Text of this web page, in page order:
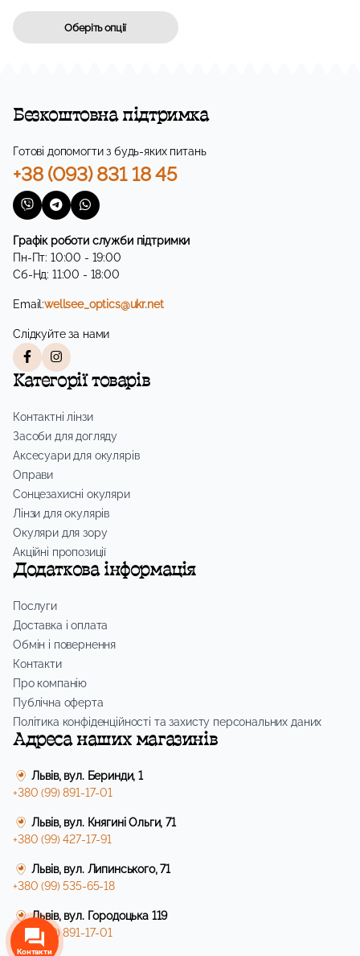
Оберіть опції
Безкоштовна підтримка
Готові допомогти з будь-яких питань
+38 (093) 831 18 45
Графік роботи служби підтримки
Пн-Пт: 10:00 - 19:00
Сб-Нд: 11:00 - 18:00
Email:wellsee_optics@ukr.net
Слідкуйте за нами
Категорії товарів
Контактні лінзи
Засоби для догляду
Аксесуари для окулярів
Оправи
Сонцезахисні окуляри
Лінзи для окулярів
Окуляри для зору
Акційні пропозиції
Додаткова інформація
Послуги
Доставка і оплата
Обмін і повернення
Контакти
Про компанію
Публічна оферта
Політика конфіденційності та захисту персональних даних
Адреса наших магазинів
Львів, вул. Беринди, 1
+380 (99) 891-17-01
Львів, вул. Княгині Ольги, 71
+380 (99) 427-17-91
Львів, вул. Липинського, 71
+380 (99) 535-65-18
Львів, вул. Городоцька 119
+380 (99) 891-17-01
Контакти